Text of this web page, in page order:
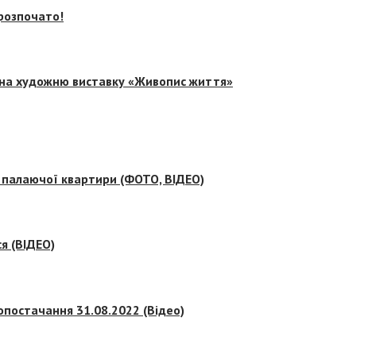
художню виставку «Живопис життя»
квартири (ФОТО, ВІДЕО)
(ВІДЕО)
31.08.2022 (Відео)